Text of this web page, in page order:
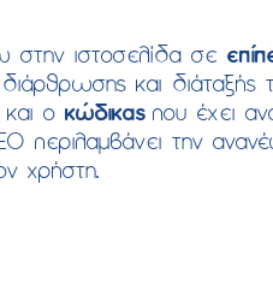
στην ιστοσελίδα σε
και
ο κώδικας που έχει
περιλαμβάνει την
χρήστη.